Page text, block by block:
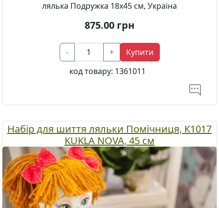
лялька Подружка 18x45 см, Україна
875.00 грн
- +
Купити
код товару: 1361011
Набір для шиття ляльки Помічниця, К1017
KUKLA NOVA, 45 см